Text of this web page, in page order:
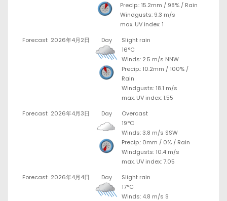
Precip.: 15.2mm / 98% / Rain
Windgusts: 9.3 m/s
max. UV index: 1
Forecast 2026年4月2日 Day
Slight rain
16°C
Winds: 2.5 m/s NNW
Precip.: 10.2mm / 100% /
Rain
Windgusts: 18.1 m/s
max. UV index: 1.55
Forecast 2026年4月3日 Day
Overcast
19°C
Winds: 3.8 m/s SSW
Precip.: 0mm / 0% / Rain
Windgusts: 10.4 m/s
max. UV index: 7.05
Forecast 2026年4月4日 Day
Slight rain
17°C
Winds: 4.8 m/s S